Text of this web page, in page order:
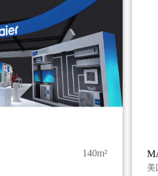
140m²
美